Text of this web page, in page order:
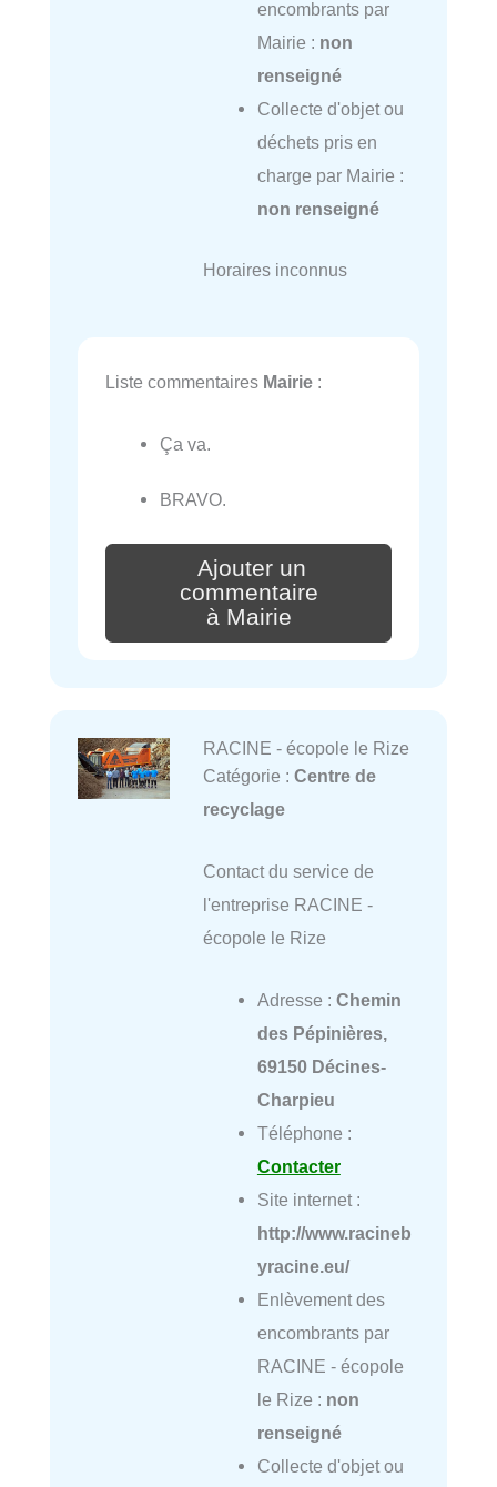
encombrants par
Mairie : non
renseigné
Collecte d'objet ou
déchets pris en
charge par Mairie :
non renseigné
Horaires inconnus
Liste commentaires Mairie :
Ça va.
BRAVO.
Ajouter un
commentaire
à Mairie
RACINE - écopole le Rize
Catégorie : Centre de
recyclage
Contact du service de
l'entreprise RACINE -
écopole le Rize
Adresse : Chemin
des Pépinières,
69150 Décines-
Charpieu
Téléphone :
Contacter
Site internet :
http://www.racineb
yracine.eu/
Enlèvement des
encombrants par
RACINE - écopole
le Rize : non
renseigné
Collecte d'objet ou